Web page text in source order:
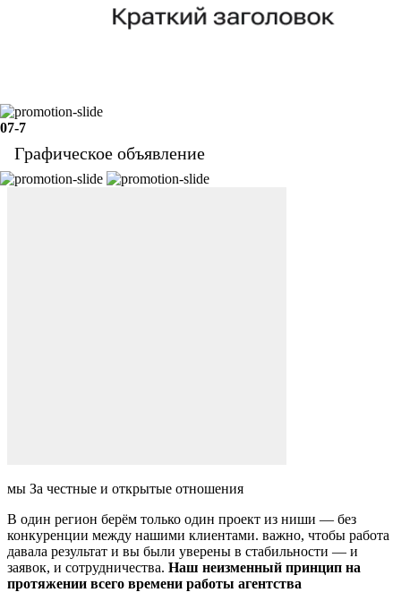
07-7
Графическое объявление
мы За честные и открытые отношения
В один регион берём только один проект из ниши — без
конкуренции между нашими клиентами. важно, чтобы работа
давала результат и вы были уверены в стабильности — и
заявок, и сотрудничества. Наш неизменный принцип на
протяжении всего времени работы агентства